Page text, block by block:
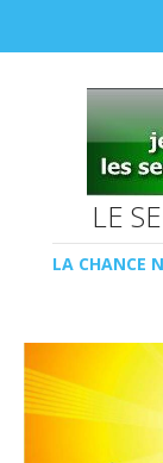
LE
LA CHANCE